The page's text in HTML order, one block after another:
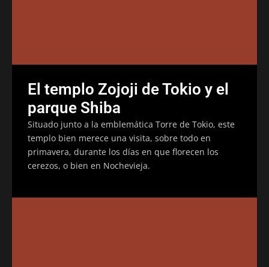
El templo Zojoji de Tokio y el
parque Shiba
Situado junto a la emblemática Torre de Tokio, este
templo bien merece una visita, sobre todo en
primavera, durante los días en que florecen los
cerezos, o bien en Nochevieja.